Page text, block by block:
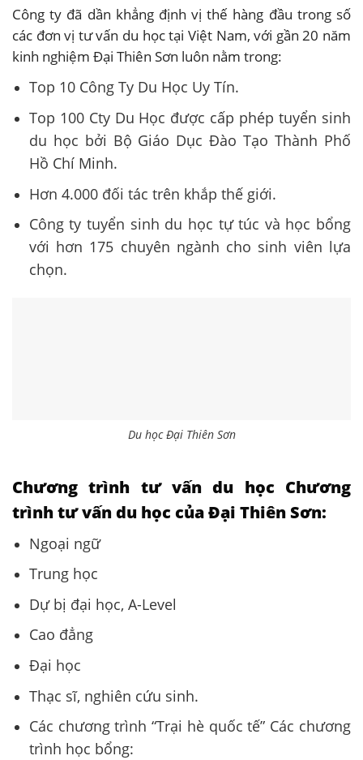
Công ty đã dần khẳng định vị thế hàng đầu trong số
các đơn vị tư vấn du học tại Việt Nam, với gần 20 năm
kinh nghiệm Đại Thiên Sơn luôn nằm trong:
Top 10 Công Ty Du Học Uy Tín.
Top 100 Cty Du Học được cấp phép tuyển sinh
du học bởi Bộ Giáo Dục Đào Tạo Thành Phố
Hồ Chí Minh.
Hơn 4.000 đối tác trên khắp thế giới.
Công ty tuyển sinh du học tự túc và học bổng
với hơn 175 chuyên ngành cho sinh viên lựa
chọn.
Du học Đại Thiên Sơn
Chương trình tư vấn du học Chương
trình tư vấn du học của Đại Thiên Sơn:
Ngoại ngữ
Trung học
Dự bị đại học, A-Level
Cao đẳng
Đại học
Thạc sĩ, nghiên cứu sinh.
Các chương trình “Trại hè quốc tế” Các chương
trình học bổng: